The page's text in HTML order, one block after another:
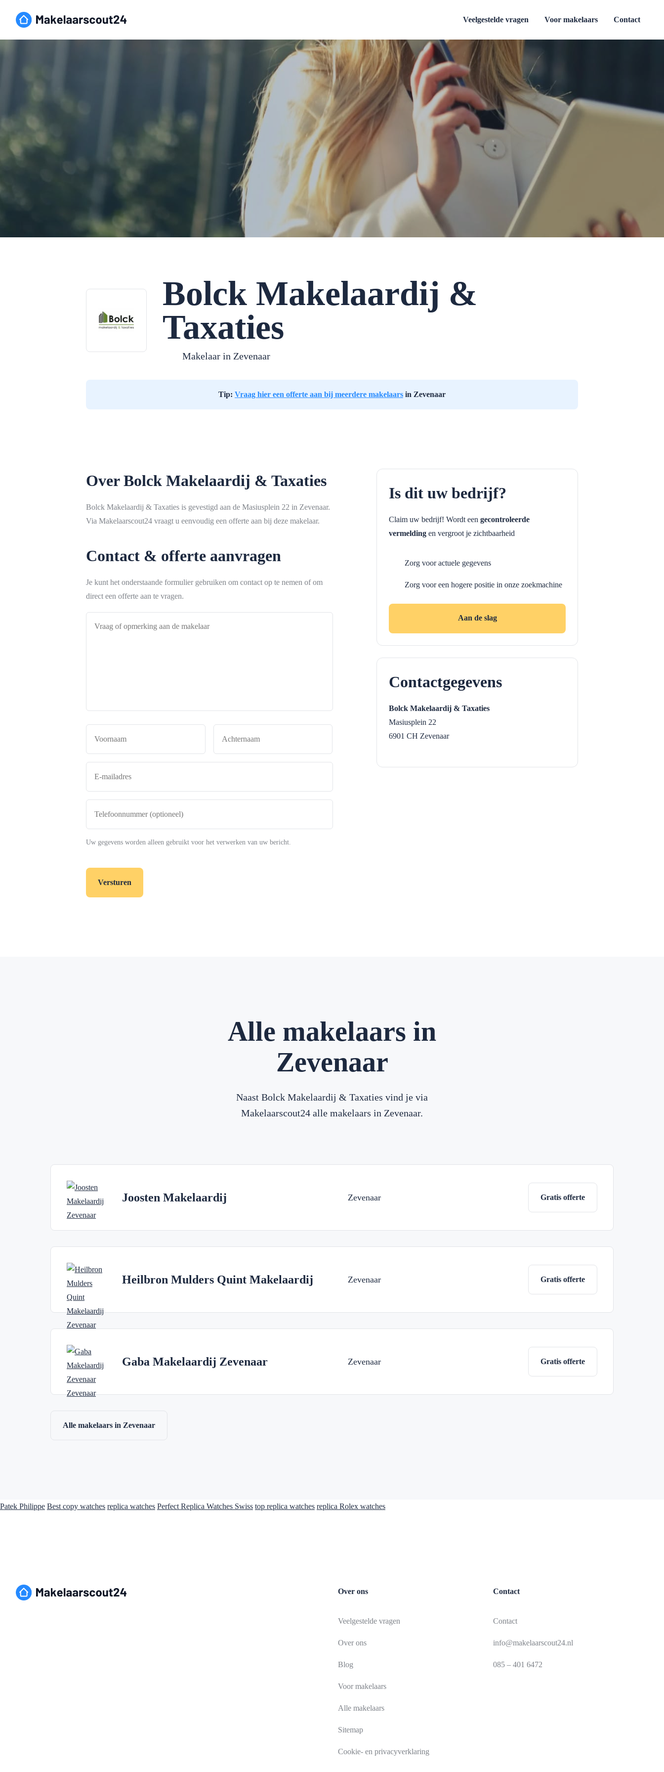
Veelgestelde vragen Voor makelaars Contact
Bolck Makelaardij &
Taxaties
Makelaar in Zevenaar
Tip: Vraag hier een offerte aan bij meerdere makelaars in Zevenaar
Over Bolck Makelaardij & Taxaties
Bolck Makelaardij & Taxaties is gevestigd aan de Masiusplein 22 in Zevenaar.
Via Makelaarscout24 vraagt u eenvoudig een offerte aan bij deze makelaar.
Contact & offerte aanvragen
Je kunt het onderstaande formulier gebruiken om contact op te nemen of om
direct een offerte aan te vragen.
Uw gegevens worden alleen gebruikt voor het verwerken van uw bericht.
Is dit uw bedrijf?
Claim uw bedrijf! Wordt een gecontroleerde
vermelding en vergroot je zichtbaarheid
Zorg voor actuele gegevens
Zorg voor een hogere positie in onze zoekmachine
Aan de slag
Contactgegevens
Bolck Makelaardij & Taxaties
Masiusplein 22
6901 CH Zevenaar
Alle makelaars in
Zevenaar
Naast Bolck Makelaardij & Taxaties vind je via
Makelaarscout24 alle makelaars in Zevenaar.
Joosten Makelaardij Zevenaar Gratis offerte
Heilbron Mulders Quint Makelaardij Zevenaar Gratis offerte
Gaba Makelaardij Zevenaar Zevenaar Gratis offerte
Alle makelaars in Zevenaar
Patek Philippe Best copy watches replica watches Perfect Replica Watches Swiss top replica watches replica Rolex watches
Over ons
Veelgestelde vragen
Over ons
Blog
Voor makelaars
Alle makelaars
Sitemap
Cookie- en privacyverklaring
Contact
Contact
info@makelaarscout24.nl
085 – 401 6472